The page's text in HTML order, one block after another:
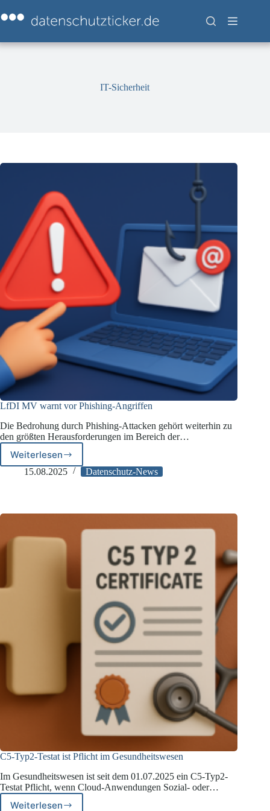
Inhalt
springen
IT-Sicherheit
LfDI MV warnt vor Phishing-Angriffen
Die Bedrohung durch Phishing-Attacken gehört weiterhin zu
den größten Herausforderungen im Bereich der…
Weiterlesen
LfDI
MV
Angriffen
15.08.2025 Datenschutz-News
C5-Typ2-Testat ist Pflicht im Gesundheitswesen
Im Gesundheitswesen ist seit dem 01.07.2025 ein C5-Typ2-
Testat Pflicht, wenn Cloud-Anwendungen Sozial- oder…
Weiterlesen